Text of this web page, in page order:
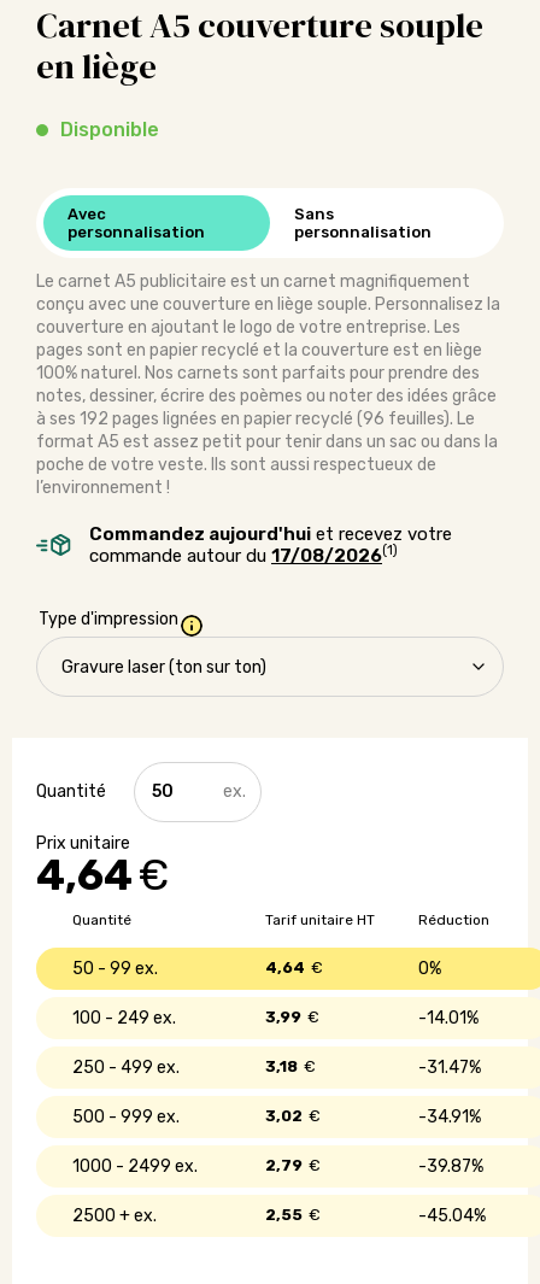
Carnet A5 couverture souple
en liège
Disponible
Avec
personnalisation
Sans
personnalisation
Le carnet A5 publicitaire est un carnet magnifiquement
conçu avec une couverture en liège souple. Personnalisez la
couverture en ajoutant le logo de votre entreprise. Les
pages sont en papier recyclé et la couverture est en liège
100% naturel. Nos carnets sont parfaits pour prendre des
notes, dessiner, écrire des poèmes ou noter des idées grâce
à ses 192 pages lignées en papier recyclé (96 feuilles). Le
format A5 est assez petit pour tenir dans un sac ou dans la
poche de votre veste. Ils sont aussi respectueux de
l’environnement !
Commandez aujourd'hui et recevez votre
commande autour du 17/08/2026(1)
Type d'impression
4,64€
quantité
de
Carnet
couverture
souple
Quantité Réduction
Tarif unitaire HT
50 - 99 0%
4,64 €
100 - 249 14.01%
3,99 €
250 - 499 31.47%
3,18 €
500 - 999 34.91%
3,02 €
1000 - 2499 39.87%
2,79 €
2500 + 45.04%
2,55 €